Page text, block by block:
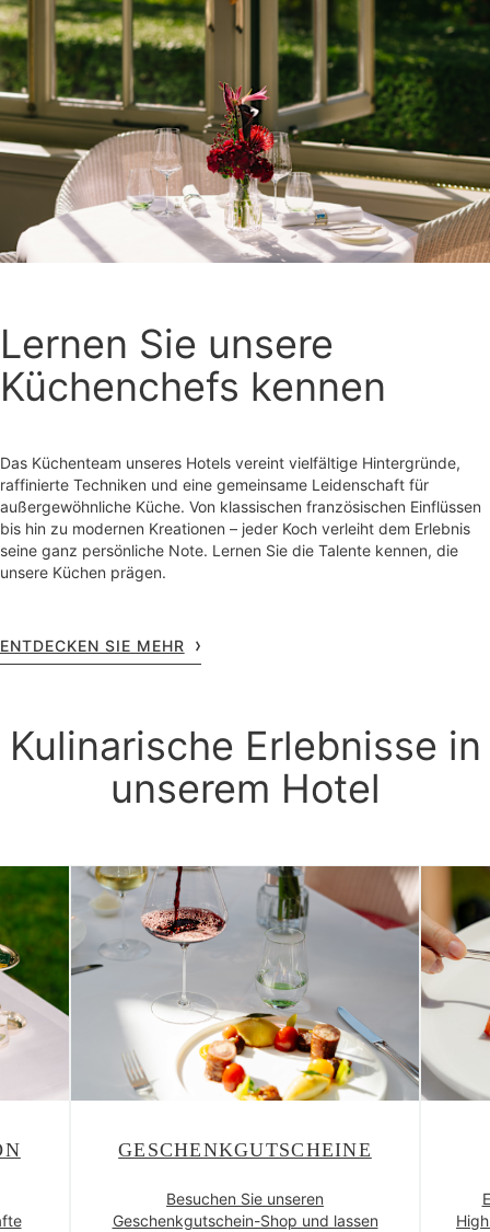
Lernen Sie unsere
Küchenchefs kennen
Das Küchenteam unseres Hotels vereint vielfältige Hintergründe,
raffinierte Techniken und eine gemeinsame Leidenschaft für
außergewöhnliche Küche. Von klassischen französischen Einflüssen
bis hin zu modernen Kreationen – jeder Koch verleiht dem Erlebnis
seine ganz persönliche Note. Lernen Sie die Talente kennen, die
unsere Küchen prägen.
ENTDECKEN SIE MEHR
Kulinarische Erlebnisse in
unserem Hotel
GESCHENKGUTSCHEINE
Besuchen Sie unseren
Geschenkgutschein-Shop und lassen